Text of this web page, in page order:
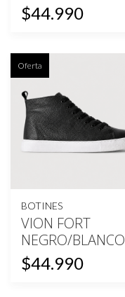
$44.990
Oferta
BOTINES
VION FORT
NEGRO/BLANCO
$44.990